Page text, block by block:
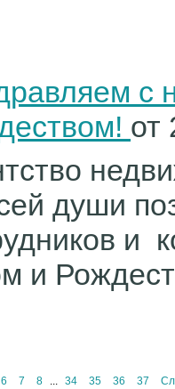
с
от
души
и
и
6 7 8 ... 34 35 36 37